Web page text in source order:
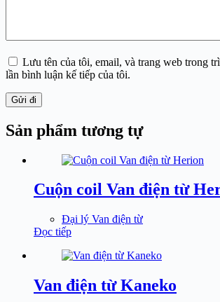
Lưu tên của tôi, email, và trang web trong
lần bình luận kế tiếp của tôi.
Gửi đi
Sản phẩm tương tự
Cuộn coil Van điện từ
Đại lý Van điện từ
Đọc tiếp
Van điện từ Kaneko